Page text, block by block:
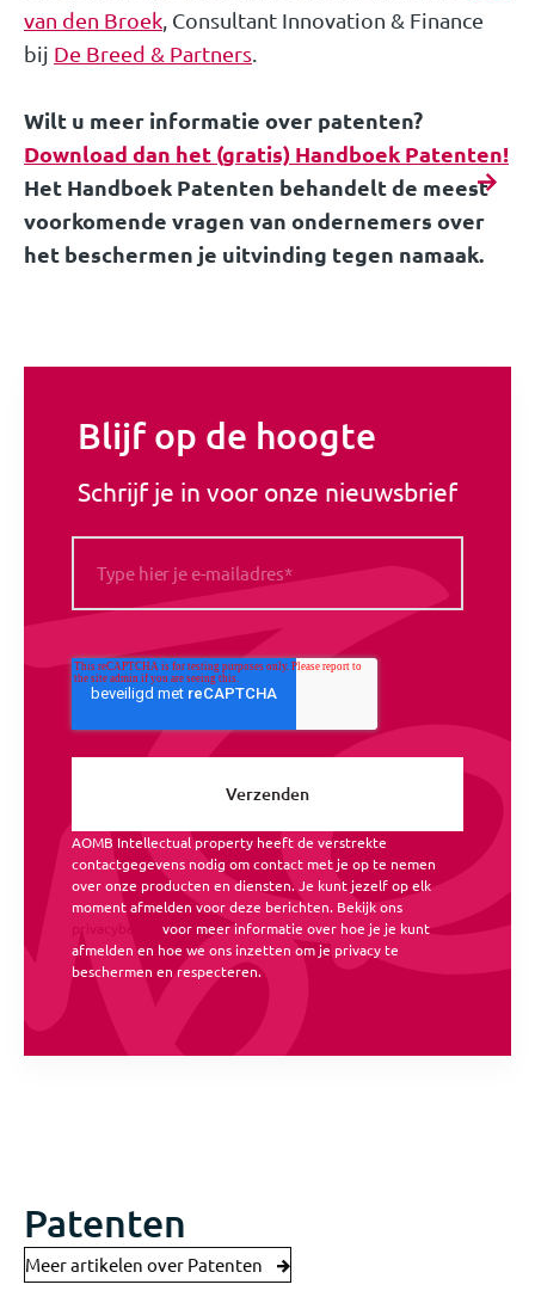
van den Broek , Consultant Innovation & Finance
bij De Breed & Partners
Wilt u meer informatie over patenten?
Download dan het (gratis) Handboek Patenten!
Het Handboek Patenten behandelt de meest
voorkomende vragen van ondernemers over
het beschermen je uitvinding tegen namaak.
Blijf op de hoogte
Schrijf je in voor onze nieuwsbrief
AOMB Intellectual property heeft de verstrekte
contactgegevens nodig om contact met je op te nemen
over onze producten en diensten. Je kunt jezelf op elk
moment afmelden voor deze berichten. Bekijk ons
voor meer informatie over hoe je je kunt
afmelden en hoe we ons inzetten om je privacy te
beschermen en respecteren.
Patenten
Meer artikelen over Patenten